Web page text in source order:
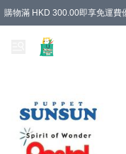
購物滿 HKD 300.00即享免運費